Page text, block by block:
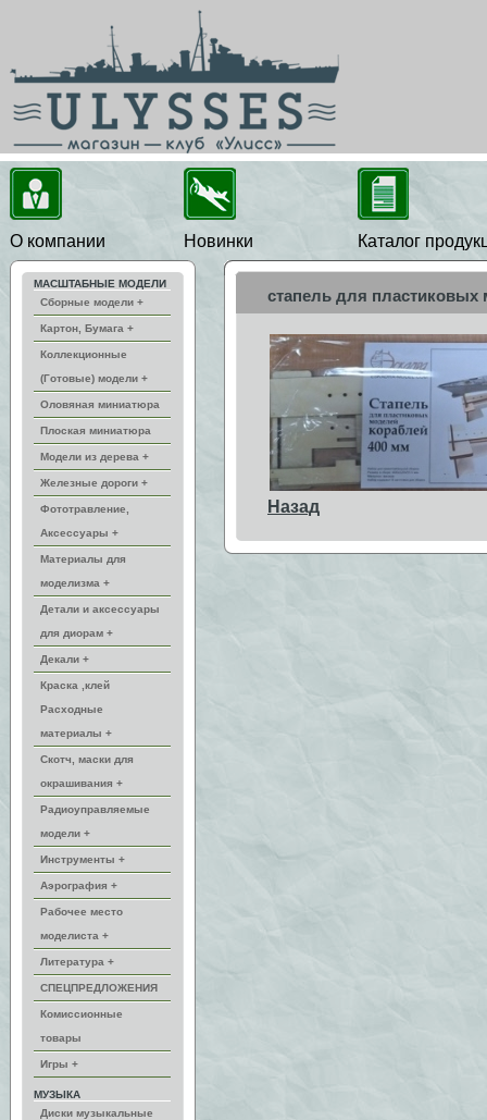
О компании Новинки Каталог
МАСШТАБНЫЕ МОДЕЛИ
Сборные модели +
Картон, Бумага +
Коллекционные
(Готовые) модели +
Оловяная миниатюра
Плоская миниатюра
Модели из дерева +
Железные дороги +
Фототравление,
Аксессуары +
Материалы для
моделизма +
Детали и аксессуары
для диорам +
Декали +
Краска ,клей
Расходные
материалы +
Скотч, маски для
окрашивания +
Радиоуправляемые
модели +
Инструменты +
Аэрография +
Рабочее место
моделиста +
Литература +
СПЕЦПРЕДЛОЖЕНИЯ
Комиссионные
товары
Игры +
МУЗЫКА
Диски музыкальные
cтапель для
Назад